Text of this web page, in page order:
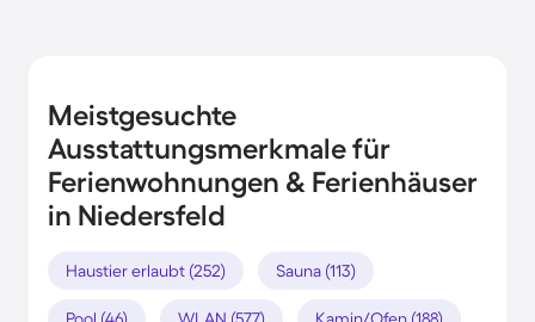
Meistgesuchte
Ausstattungsmerkmale für
Ferienwohnungen & Ferienhäuser
in Niedersfeld
Haustier erlaubt (252) Sauna (113)